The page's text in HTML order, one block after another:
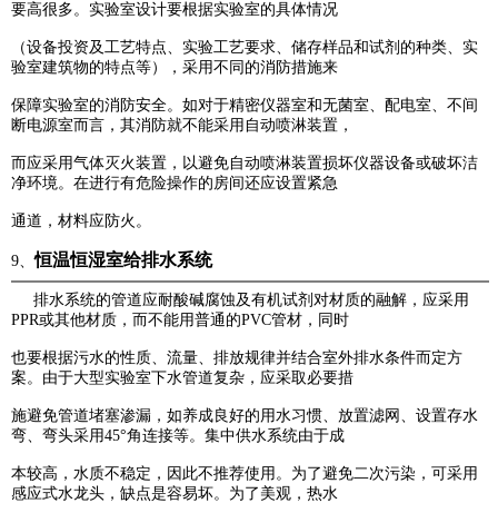
要高很多。实验室设计要根据实验室的具体情况
（设备投资及工艺特点、实验工艺要求、储存样品和试剂的种类、实
验室建筑物的特点等），采用不同的消防措施来
保障实验室的消防安全。如对于精密仪器室和无菌室、配电室、不间
断电源室而言，其消防就不能采用自动喷淋装置，
而应采用气体灭火装置，以避免自动喷淋装置损坏仪器设备或破坏洁
净环境。在进行有危险操作的房间还应设置紧急
通道，材料应防火。
9、恒温恒湿室给排水系统
排水系统的管道应耐酸碱腐蚀及有机试剂对材质的融解，应采用
PPR或其他材质，而不能用普通的PVC管材， 同时
也要根据污水的性质、流量、排放规律并结合室外排水条件而定方
案。由于大型实验室下水管道复杂，应采取 必要措
施避免管道堵塞渗漏，如养成良好的用水习惯、放置滤网、设置存水
弯、弯头采用45°角连接等。集中供水系统由于成
本较高，水质不稳定，因此不推荐使用。为了避免二次污染，可采用
感应式水龙头，缺点是容易坏。为了美观，热水